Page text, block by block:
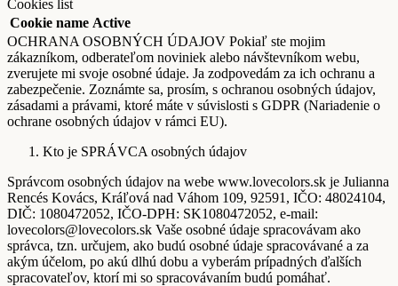
Cookies list
Cookie name Active
OCHRANA OSOBNÝCH ÚDAJOV Pokiaľ ste mojim
zákazníkom, odberateľom noviniek alebo návštevníkom webu,
zverujete mi svoje osobné údaje. Ja zodpovedám za ich ochranu a
zabezpečenie. Zoznámte sa, prosím, s ochranou osobných údajov,
zásadami a právami, ktoré máte v súvislosti s GDPR (Nariadenie o
ochrane osobných údajov v rámci EU).
Kto je SPRÁVCA osobných údajov
Správcom osobných údajov na webe www.lovecolors.sk je Julianna
Rencés Kovács, Kráľová nad Váhom 109, 92591, IČO: 48024104,
DIČ: 1080472052, IČO-DPH: SK1080472052, e-mail:
lovecolors@lovecolors.sk Vaše osobné údaje spracovávam ako
správca, tzn. určujem, ako budú osobné údaje spracovávané a za
akým účelom, po akú dlhú dobu a vyberám prípadných ďalších
spracovateľov, ktorí mi so spracovávaním budú pomáhať.